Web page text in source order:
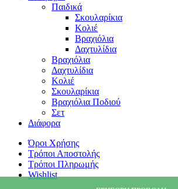
Παιδικά
Σκουλαρίκια
Κολιέ
Βραχιόλια
Δαχτυλίδια
Βραχιόλια
Δαχτυλίδια
Κολιέ
Σκουλαρίκια
Βραχιόλια Ποδιού
Σετ
Διάφορα
Όροι Χρήσης
Τρόποι Αποστολής
Τρόποι Πληρωμής
Wishlist